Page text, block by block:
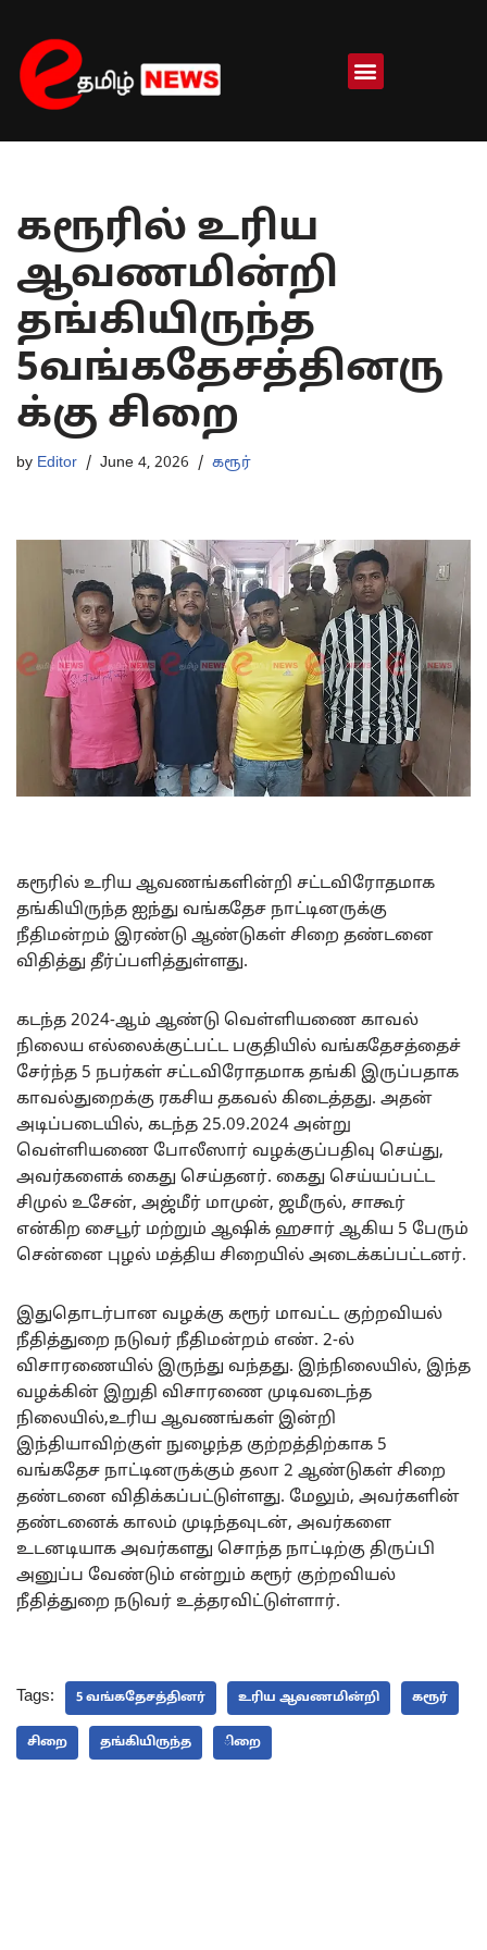
Skip
to
content
கரூரில் உரிய
ஆவணமின்றி
தங்கியிருந்த
5வங்கதேசத்தினரு
க்கு சிறை
by Editor June 4, 2026 கரூர்
கரூரில் உரிய ஆவணங்களின்றி சட்டவிரோதமாக
தங்கியிருந்த ஐந்து வங்கதேச நாட்டினருக்கு
நீதிமன்றம் இரண்டு ஆண்டுகள் சிறை தண்டனை
விதித்து தீர்ப்பளித்துள்ளது.
கடந்த 2024-ஆம் ஆண்டு வெள்ளியணை காவல்
நிலைய எல்லைக்குட்பட்ட பகுதியில் வங்கதேசத்தைச்
சேர்ந்த 5 நபர்கள் சட்டவிரோதமாக தங்கி இருப்பதாக
காவல்துறைக்கு ரகசிய தகவல் கிடைத்தது. அதன்
அடிப்படையில், கடந்த 25.09.2024 அன்று
வெள்ளியணை போலீஸார் வழக்குப்பதிவு செய்து,
அவர்களைக் கைது செய்தனர். கைது செய்யப்பட்ட
சிமுல் உசேன், அஜ்மீர் மாமுன், ஜமீருல், சாகூர்
என்கிற சைபூர் மற்றும் ஆஷிக் ஹசார் ஆகிய 5 பேரும்
சென்னை புழல் மத்திய சிறையில் அடைக்கப்பட்டனர்.
இதுதொடர்பான வழக்கு கரூர் மாவட்ட குற்றவியல்
நீதித்துறை நடுவர் நீதிமன்றம் எண். 2-ல்
விசாரணையில் இருந்து வந்தது. இந்நிலையில், இந்த
வழக்கின் இறுதி விசாரணை முடிவடைந்த
நிலையில்,உரிய ஆவணங்கள் இன்றி
இந்தியாவிற்குள் நுழைந்த குற்றத்திற்காக 5
வங்கதேச நாட்டினருக்கும் தலா 2 ஆண்டுகள் சிறை
தண்டனை விதிக்கப்பட்டுள்ளது. மேலும், அவர்களின்
தண்டனைக் காலம் முடிந்தவுடன், அவர்களை
உடனடியாக அவர்களது சொந்த நாட்டிற்கு திருப்பி
அனுப்ப வேண்டும் என்றும் கரூர் குற்றவியல்
நீதித்துறை நடுவர் உத்தரவிட்டுள்ளார்.
Tags: 5 வங்கதேசத்தினர் உரிய ஆவணமின்றி கரூர்
சிறை தங்கியிருந்த ிறை